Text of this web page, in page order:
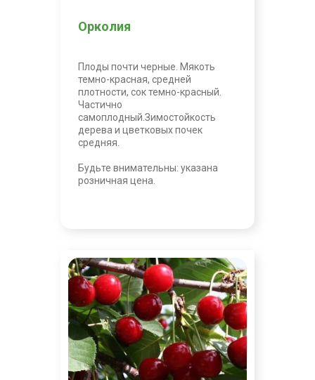
Орколия
Плоды почти черные. Мякоть
темно-красная, средней
плотности, сок темно-красный.
Частично
самоплодный.Зимостойкость
дерева и цветковых почек
средняя.
Будьте внимательны: указана
розничная цена.